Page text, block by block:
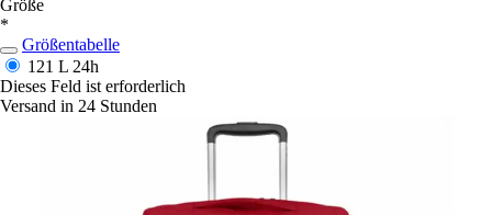
Größe
*
Größentabelle
121 L 24h
Dieses Feld ist erforderlich
Versand in 24 Stunden